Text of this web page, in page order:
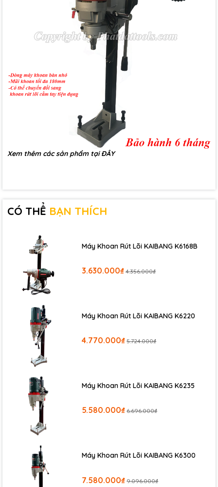
Xem thêm các sản phẩm tạiĐÂY
CÓ THỂ BẠN THÍCH
Máy Khoan Rút Lõi KAIBANG K6168B
3.630.000₫ 4.356.000₫
Máy Khoan Rút Lõi KAIBANG K6220
4.770.000₫ 5.724.000₫
Máy Khoan Rút Lõi KAIBANG K6235
5.580.000₫ 6.696.000₫
Máy Khoan Rút Lõi KAIBANG K6300
7.580.000₫ 9.096.000₫